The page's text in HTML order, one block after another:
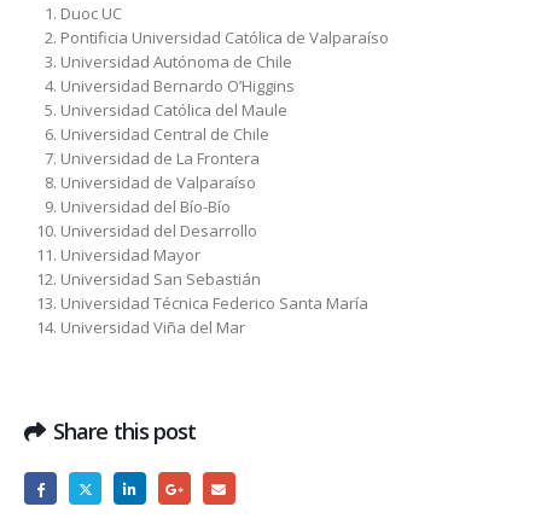
Duoc UC
Pontificia Universidad Católica de Valparaíso
Universidad Autónoma de Chile
Universidad Bernardo O’Higgins
Universidad Católica del Maule
Universidad Central de Chile
Universidad de La Frontera
Universidad de Valparaíso
Universidad del Bío-Bío
Universidad del Desarrollo
Universidad Mayor
Universidad San Sebastián
Universidad Técnica Federico Santa María
Universidad Viña del Mar
Share this post